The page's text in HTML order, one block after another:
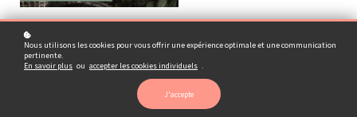
Nous utilisons les cookies pour vous offrir une expérience optimale et une communication
pertinente.
En savoir plus ou accepter les cookies individuels .
J'accepte